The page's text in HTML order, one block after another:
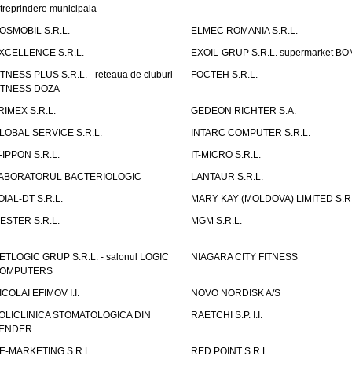
municipala
S.R.L.
ELMEC ROMANIA S.R.L.
S.R.L.
EXOIL-GRUP S.R.L. supermarket
PLUS S.R.L. - reteaua de cluburi
DOZA
FOCTEH S.R.L.
S.R.L.
GEDEON RICHTER S.A.
SERVICE S.R.L.
INTARC COMPUTER S.R.L.
IPPON S.R.L.
IT-MICRO S.R.L.
BACTERIOLOGIC
LANTAUR S.R.L.
DT S.R.L.
MARY KAY (MOLDOVA) LIMITED
S.R.L.
MGM S.R.L.
GRUP S.R.L. - salonul LOGIC
NIAGARA CITY FITNESS
EFIMOV I.I.
NOVO NORDISK A/S
STOMATOLOGICA DIN
RAETCHI S.P. I.I.
MARKETING S.R.L.
RED POINT S.R.L.